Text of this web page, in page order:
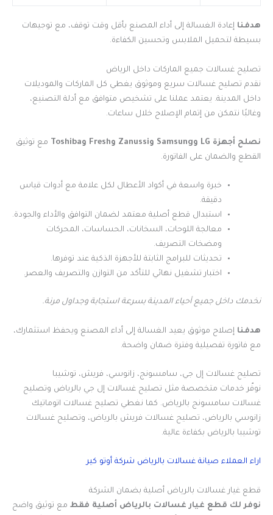
هدفنا إعادة الغسالة إلى أداء المصنع بأقل وقت توقف، مع توجيهات
بسيطة لتحميل الملابس وتحسين الكفاءة.
تصليح غسالات جميع الماركات داخل الرياض
نقدم تصليح غسالات سريع وموثوق يغطي كل الماركات والموديلات
داخل المدينة. يعتمد عملنا على تشخيص متوافق مع أدلة التصنيع،
وغالبًا نتمكن من إتمام الإصلاح خلال ساعات.
نصلح أجهزة LG وSamsung وZanussi وFresh وToshiba
مع توثيق
القطع والضمان على الفاتورة.
خبرة واسعة في أكواد الأعطال لكل علامة مع أدوات قياس
دقيقة.
استبدال قطع أصلية معتمد لضمان التوافق والأداء والجودة.
معالجة اللوحات، السخانات، الحساسات، المحركات
ومضخات التصريف.
تحديثات للبرامج الثابتة للأجهزة الذكية عند توفرها.
اختبار تشغيل نهائي للتأكد من التوازن والتصريف والعصر.
نخدمك داخل جميع أحياء المدينة بسرعة استجابة وجداول مرنة.
هدفنا إصلاح موثوق يعيد الغسالة إلى أداء المصنع ويحفظ استثمارك،
مع فاتورة تفصيلية وفترة ضمان واضحة.
تصليح غسالات إل جي، سامسونج، زانوسي، فريش، توشيبا
نوفّر خدمات متخصصة مثل تصليح غسالات إل جي بالرياض وتصليح
غسالات سامسونج بالرياض. كما نغطي تصليح غسالات اتوماتيك
زانوسي بالرياض، تصليح غسالات فريش بالرياض، وتصليح غسالات
توشيبا بالرياض بكفاءة عالية.
اراء العملاء صيانة غسالات بالرياض شركة أوتو كير
قطع غيار غسالات بالرياض أصلية بضمان الشركة
نوفر لك قطع غيار غسالات بالرياض أصلية فقط مع توثيق واضح